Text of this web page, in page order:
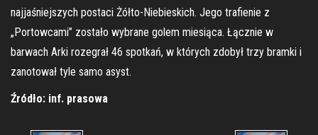
najjaśniejszych postaci Żółto-Niebieskich. Jego trafienie z
„Portowcami” zostało wybrane golem miesiąca. Łącznie w
barwach Arki rozegrał 46 spotkań, w których zdobył trzy bramki i
zanotował tyle samo asyst.
Źródło: inf. prasowa